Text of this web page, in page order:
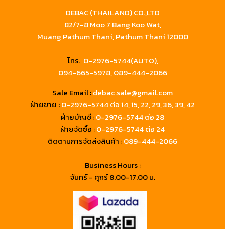
DEBAC (THAILAND) CO.,LTD
82/7-8 Moo 7 Bang Koo Wat,
Muang Pathum Thani, Pathum Thani 12000
โทร. 0-2976-5744(AUTO),
094-665-5978,089-444-2066
Sale Email :debac.sale@gmail.com
ฝ่ายขาย :0-2976-5744ต่อ 14, 15, 22, 29, 36, 39, 42
ฝ่ายบัญชี :0-2976-5744 ต่อ 28
ฝ่ายจัดซื้อ :0-2976-5744 ต่อ 24
ติดตามการจัดส่งสินค้า :089-444-2066
Business Hours :
จันทร์ - ศุกร์ 8.00-17.00 น.